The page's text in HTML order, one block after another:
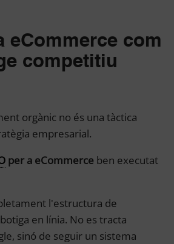
eCommerce com
competitiu
orgànic no és una tàctica
empresarial.
per a eCommerce ben executat
l'estructura de
en línia. No es tracta
sinó de seguir un sistema